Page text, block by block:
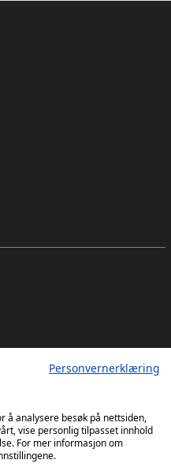
Personvernerklæring
å analysere besøk på nettsiden,
vise personlig tilpasset innhold
For mer informasjon om